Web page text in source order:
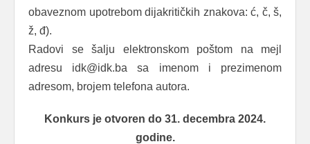
obaveznom upotrebom dijakritičkih znakova: ć, č, š,
ž, đ).
Radovi se šalju elektronskom poštom na mejl
adresu idk@idk.ba sa imenom i prezimenom
adresom, brojem telefona autora.
Konkurs je otvoren do 31. decembra 2024.
godine.